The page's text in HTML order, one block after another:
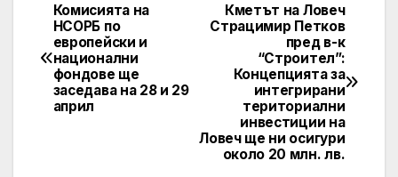
Post
navigation
Кметът на Ловеч
Страцимир Петков
пред в-к
“Строител”:
Концепцията за
интегрирани
териториални
инвестиции на
Ловеч ще ни осигури
около 20 млн. лв.
Комисията на
НСОРБ по
европейски и
национални
фондове ще
заседава на 28 и 29
април